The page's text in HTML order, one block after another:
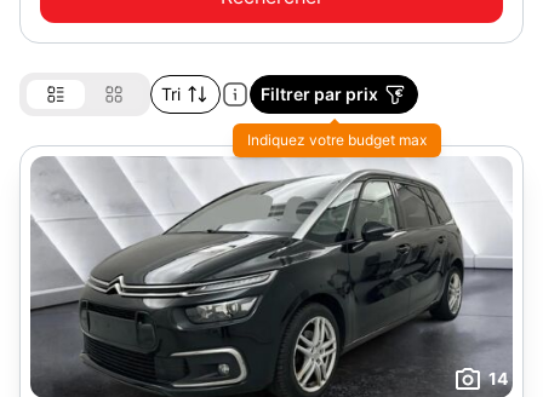
Tri Filtrer par prix
Indiquez votre budget max
14